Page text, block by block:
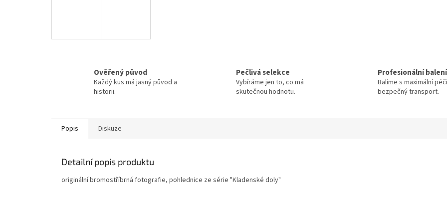
Ověřený původ
Každý kus má jasný původ a
historii.
Pečlivá selekce
Vybíráme jen to, co má
skutečnou hodnotu.
Profesionální balení
Balíme s maximální
bezpečný transport.
Popis Diskuze
Detailní popis produktu
originální bromostříbrná fotografie, pohlednice ze série "Kladenské doly"